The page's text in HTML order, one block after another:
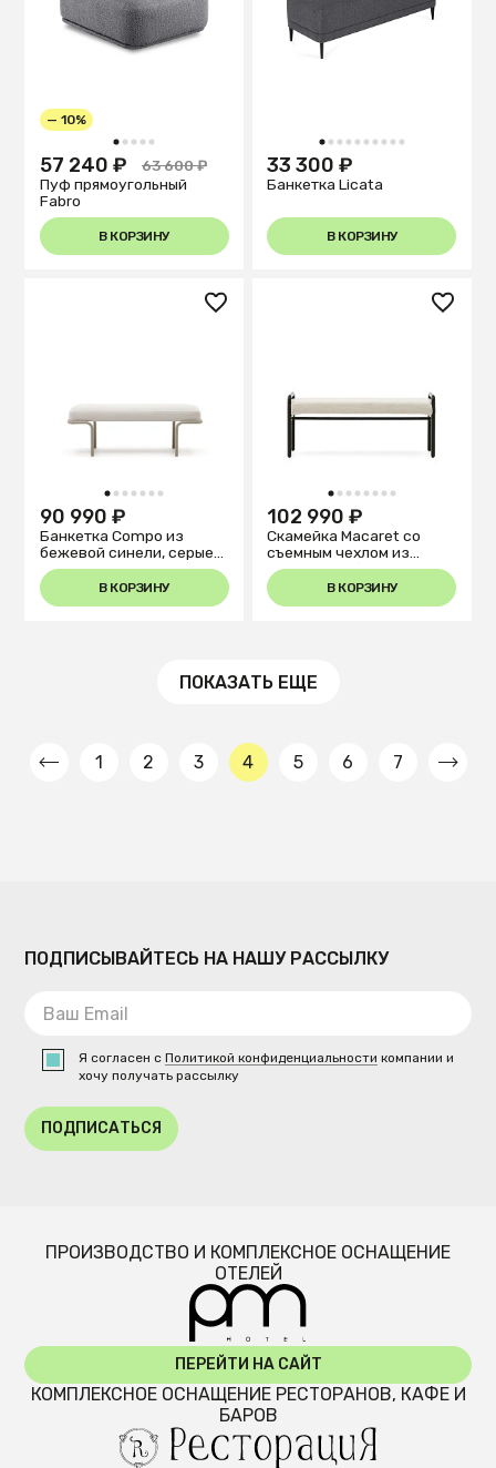
1 2 3 4 5
— 10%
57 240 ₽
63 600 ₽
Пуф прямоугольный
Fabro
В КОРЗИНУ
1 2 3 4 5 6 7 8 9 10
33 300 ₽
Банкетка Licata
В КОРЗИНУ
1 2 3 4 5 6 7
90 990 ₽
Банкетка Compo из
бежевой синели, серые
металлические ножки,
130 см
В КОРЗИНУ
1 2 3 4 5 6 7 8
102 990 ₽
Скамейка Macaret со
съемным чехлом из
массива дуба с черной
отделкой 120 см
В КОРЗИНУ
ПОКАЗАТЬ ЕЩЕ
1 2 3 4 5 6 7
ПОДПИСЫВАЙТЕСЬ НА НАШУ РАССЫЛКУ
Я согласен сПолитикой конфиденциальности компании и
хочу получать рассылку
ПОДПИСАТЬСЯ
ПРОИЗВОДСТВО И КОМПЛЕКСНОЕ ОСНАЩЕНИЕ
ОТЕЛЕЙ
ПЕРЕЙТИ НА САЙТ
КОМПЛЕКСНОЕ ОСНАЩЕНИЕ РЕСТОРАНОВ, КАФЕ И
БАРОВ